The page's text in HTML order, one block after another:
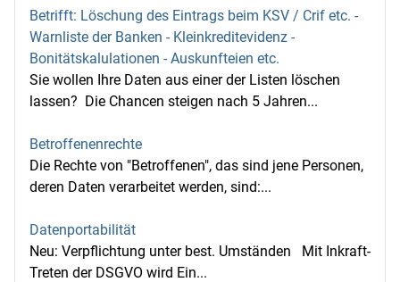
Betrifft: Löschung des Eintrags beim KSV / Crif etc. -
Warnliste der Banken - Kleinkreditevidenz -
Bonitätskalulationen - Auskunfteien etc.
Sie wollen Ihre Daten aus einer der Listen löschen
lassen? Die Chancen steigen nach 5 Jahren...
Betroffenenrechte
Die Rechte von "Betroffenen", das sind jene Personen,
deren Daten verarbeitet werden, sind:...
Datenportabilität
Neu: Verpflichtung unter best. Umständen Mit Inkraft-
Treten der DSGVO wird Ein...